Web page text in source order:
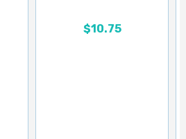
$10.75
Rango de precios: